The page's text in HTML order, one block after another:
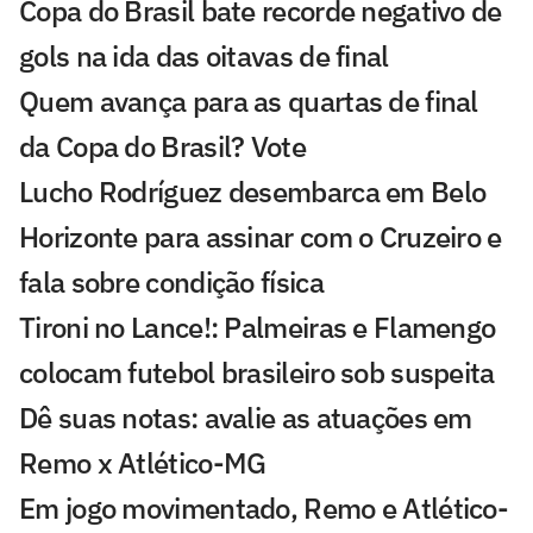
Copa do Brasil bate recorde negativo de
gols na ida das oitavas de final
Quem avança para as quartas de final
da Copa do Brasil? Vote
Lucho Rodríguez desembarca em Belo
Horizonte para assinar com o Cruzeiro e
fala sobre condição física
Tironi no Lance!: Palmeiras e Flamengo
colocam futebol brasileiro sob suspeita
Dê suas notas: avalie as atuações em
Remo x Atlético-MG
Em jogo movimentado, Remo e Atlético-